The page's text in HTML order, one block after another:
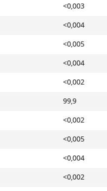
<0,003
<0,004
<0,005
<0,004
<0,002
99,9
<0,002
<0,005
<0,004
<0,002